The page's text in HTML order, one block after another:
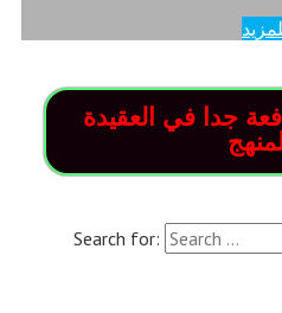
جدا في العقيدة
Search for: